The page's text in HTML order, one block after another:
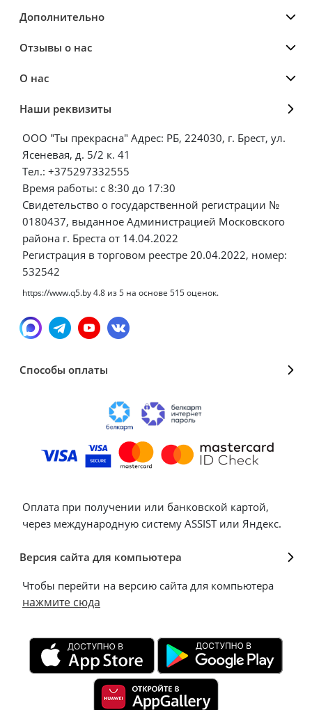
Дополнительно
Отзывы о нас
О нас
Наши реквизиты
ООО "Ты прекрасна" Адрес: РБ, 224030, г. Брест, ул.
Ясеневая, д. 5/2 к. 41
Тел.: +375297332555
Время работы: с 8:30 до 17:30
Свидетельство о государственной регистрации №
0180437, выданное Администрацией Московского
района г. Бреста от 14.04.2022
Регистрация в торговом реестре 20.04.2022, номер:
532542
https://www.q5.by4.8 из5 на основе 515оценок.
Способы оплаты
Оплата при получении или банковской картой,
через международную систему ASSIST или Яндекс.
Версия сайта для компьютера
Чтобы перейти на версию сайта для компьютера
нажмите сюда